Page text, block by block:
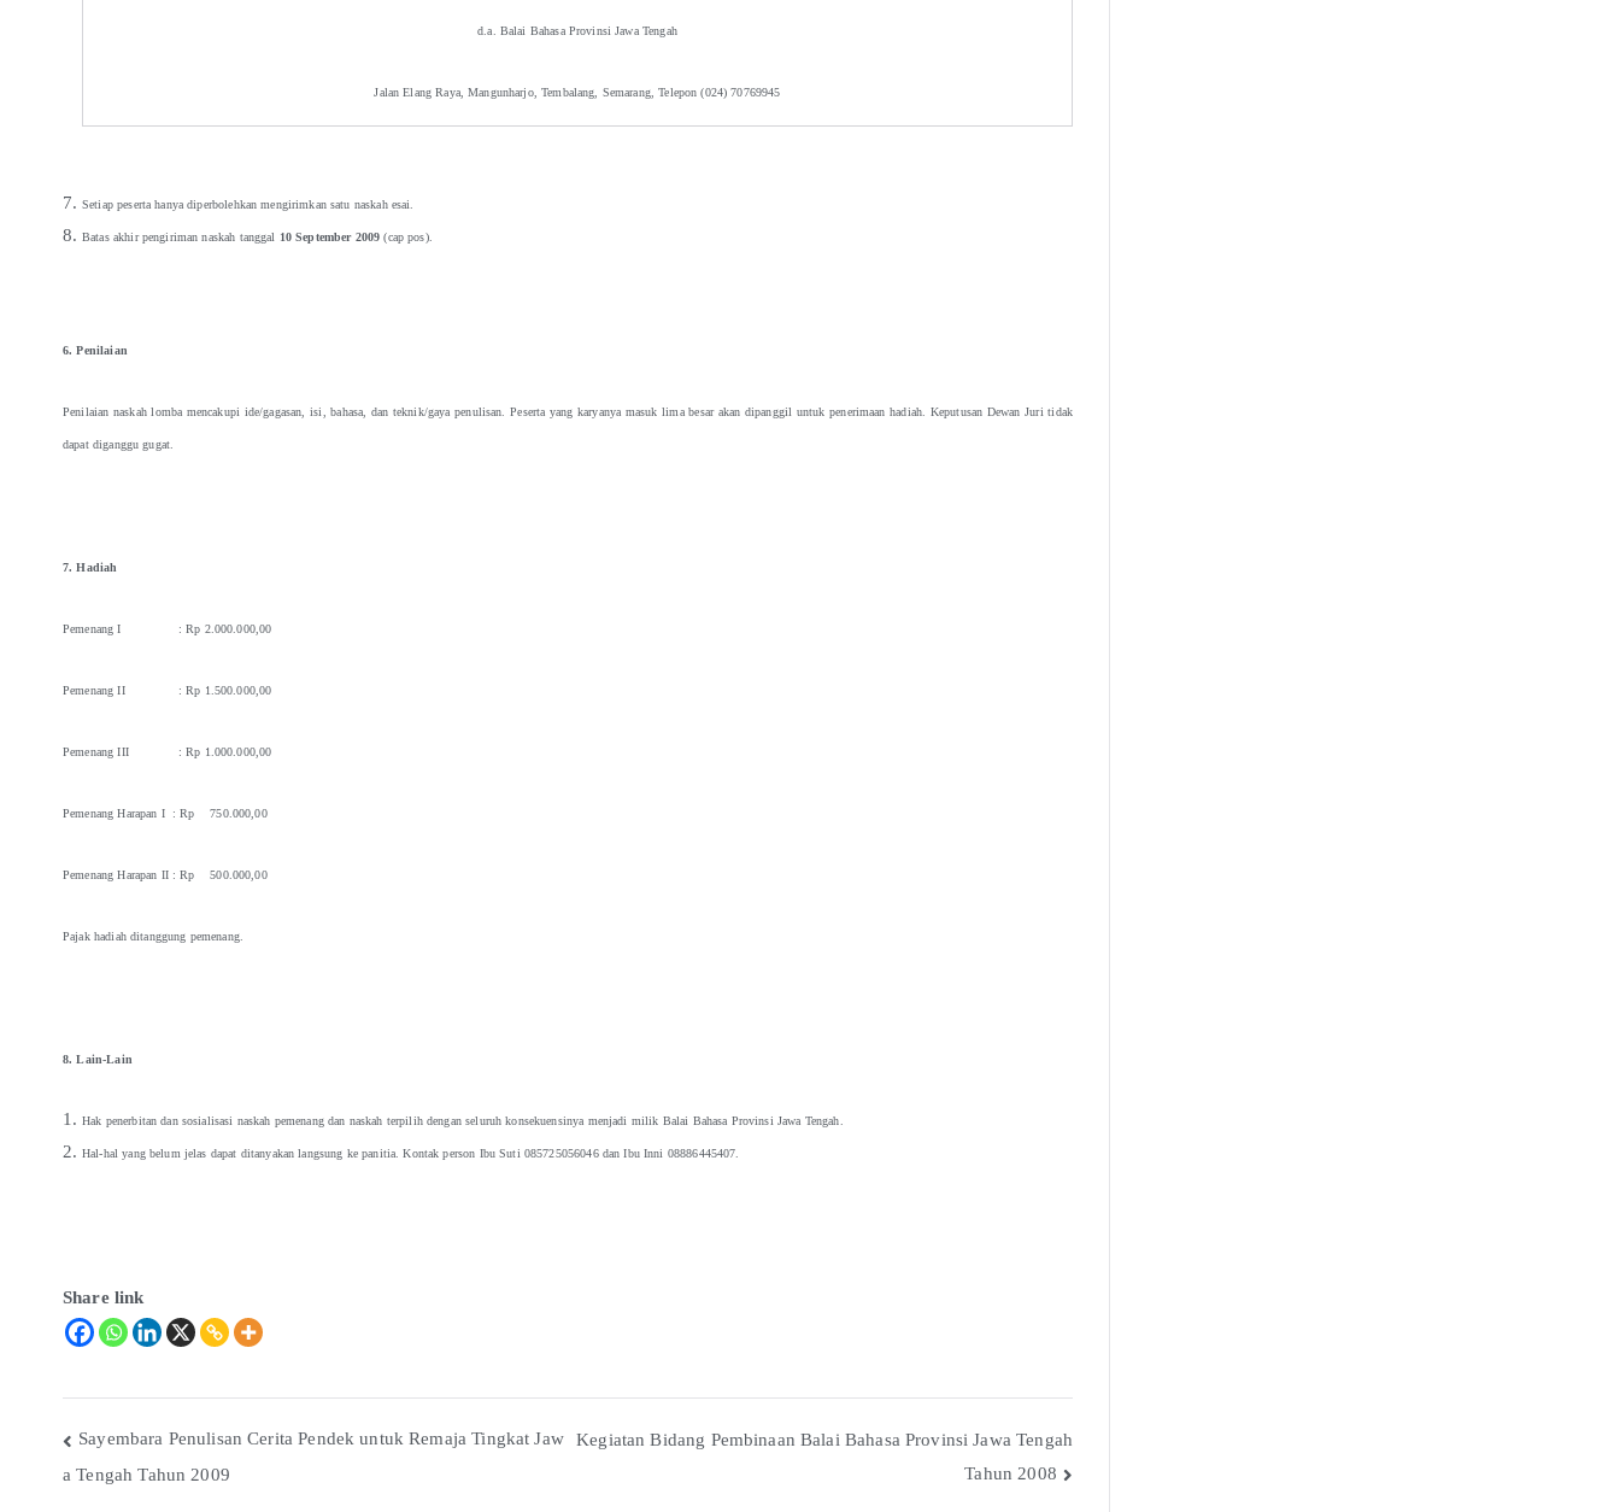
d.a. Balai Bahasa Provinsi Jawa Tengah
Jalan Elang Raya, Mangunharjo, Tembalang, Semarang, Telepon (024) 70769945
Setiap peserta hanya diperbolehkan mengirimkan satu naskah esai.
Batas akhir pengiriman naskah tanggal 10 September 2009 (cap pos).
6. Penilaian
Penilaian naskah lomba mencakupi ide/gagasan, isi, bahasa, dan teknik/gaya penulisan. Peserta yang karyanya masuk lima besar akan dipanggil untuk penerimaan hadiah. Keputusan Dewan Juri tidak
dapat diganggu gugat.
7. Hadiah
Pemenang I : Rp 2.000.000,00
Pemenang II : Rp 1.500.000,00
Pemenang III : Rp 1.000.000,00
Pemenang Harapan I : Rp 750.000,00
Pemenang Harapan II : Rp 500.000,00
Pajak hadiah ditanggung pemenang.
8. Lain-Lain
Hak penerbitan dan sosialisasi naskah pemenang dan naskah terpilih dengan seluruh konsekuensinya menjadi milik Balai Bahasa Provinsi Jawa Tengah.
Hal-hal yang belum jelas dapat ditanyakan langsung ke panitia. Kontak person Ibu Suti 085725056046 dan Ibu Inni 08886445407.
Share link
Sayembara Penulisan Cerita Pendek untuk Remaja Tingkat Jaw
a Tengah Tahun 2009
Kegiatan Bidang Pembinaan Balai Bahasa Provinsi Jawa Tengah
Tahun 2008